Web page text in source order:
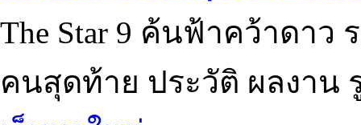
The Star 9 ค้นฟ้าคว้าดาว
คนสุดท้าย ประวัติ ผลงาน